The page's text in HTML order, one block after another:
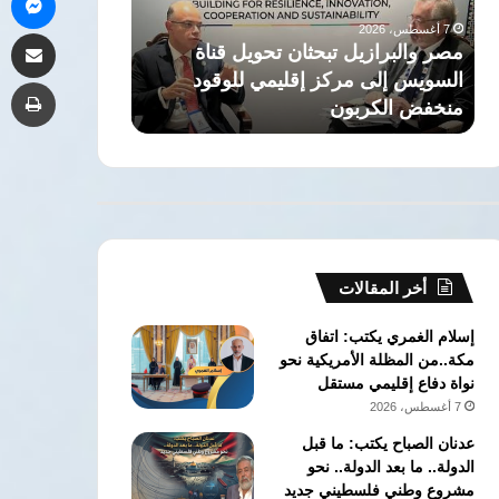
السويس
إلى
مركز
إقليمي
للوقود
منخفض
7 أغسطس، 2026
مصر والبرازيل تبحثان تحويل قناة
السويس إلى مركز إقليمي للوقود
منخفض الكربون
وتعزيز
البلدين
منتدى
زيادة
الاقتصادية
أخر المقالات
إسلام الغمري يكتب: اتفاق
مكة..من المظلة الأمريكية نحو
نواة دفاع إقليمي مستقل
7 أغسطس، 2026
عدنان الصباح يكتب: ما قبل
الدولة.. ما بعد الدولة.. نحو
مشروع وطني فلسطيني جديد